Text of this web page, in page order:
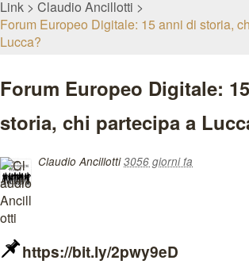
Link
Claudio Ancillotti
Forum Europeo Digitale: 15 anni di storia,
Lucca?
Forum Europeo Digitale:
storia, chi partecipa a
Claudio Ancillotti 3056 giorni fa
https://bit.ly/2pwy9eD